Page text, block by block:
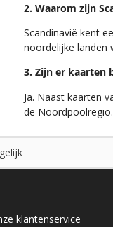
2. Waarom zijn
Scandinavië kent
noordelijke landen
3. Zijn er kaarten
Ja. Naast kaarten
de
klantenservice